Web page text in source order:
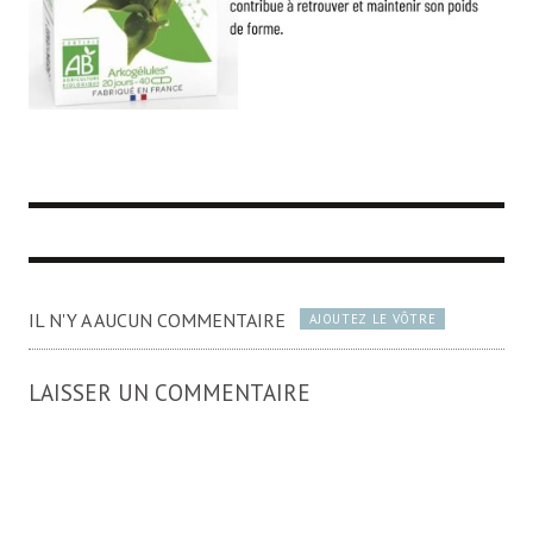
IL N'Y A AUCUN COMMENTAIRE AJOUTEZ LE VÔTRE
LAISSER UN COMMENTAIRE